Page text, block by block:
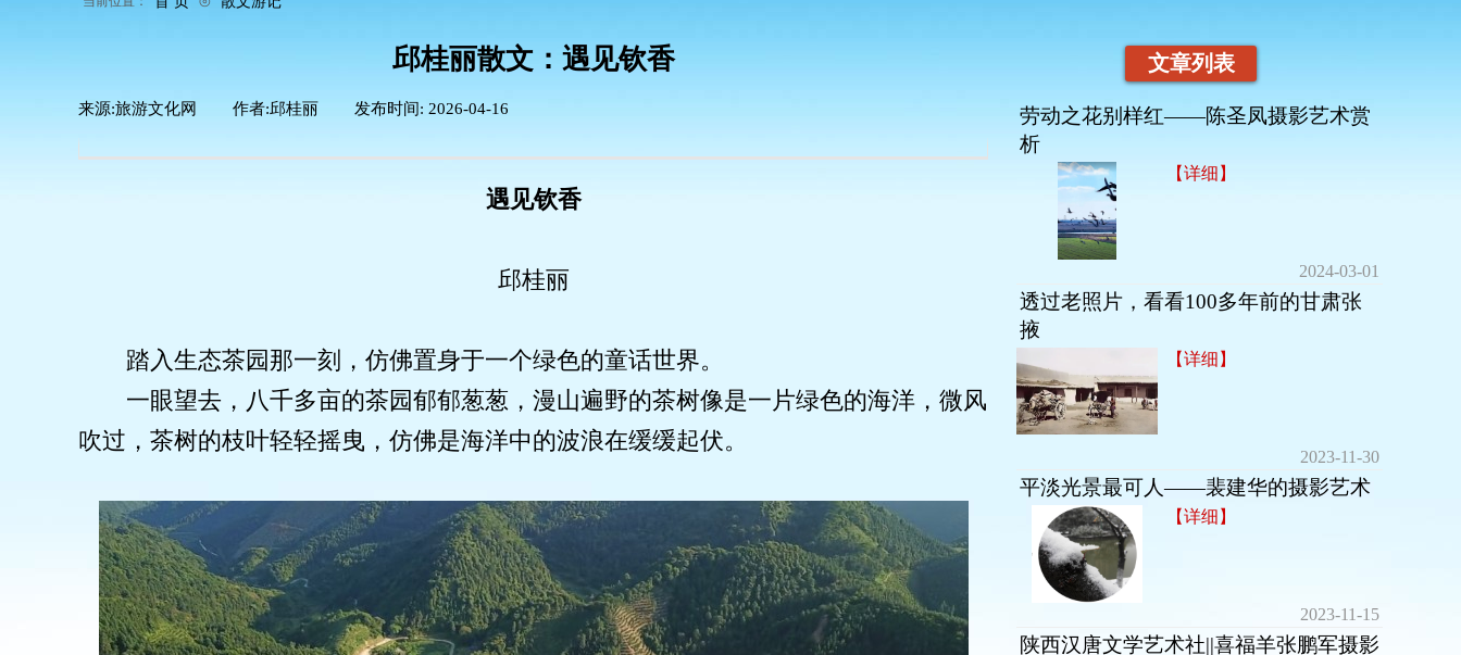
邱桂丽散文：遇见钦香
来源:旅游文化网 作者:邱桂丽 发布时间: 2026-04-16
遇见钦香
邱桂丽
踏入生态茶园那一刻，仿佛置身于一个绿色的童话世界。
一眼望去，八千多亩的茶园郁郁葱葱，漫山遍野的茶树像是一片绿色的海洋，微风
吹过，茶树的枝叶轻轻摇曳，仿佛是海洋中的波浪在缓缓起伏。
文章列表
劳动之花别样红——陈圣凤摄影艺术赏
析
【详细】
2024-03-01
透过老照片，看看100多年前的甘肃张
掖
【详细】
2023-11-30
平淡光景最可人——裴建华的摄影艺术
【详细】
2023-11-15
陕西汉唐文学艺术社||喜福羊张鹏军摄影